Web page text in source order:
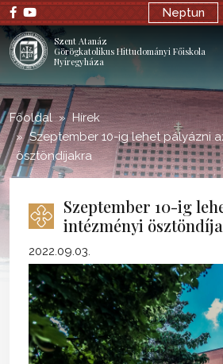
; Neptun
Szent Atanáz
Görögkatolikus Hittudományi Főiskola
Nyíregyháza
Főoldal
Hírek
Szeptember 10-ig lehet pályázni
ösztöndíjakra
Szeptember 10-ig
intézményi
2022.09.03.